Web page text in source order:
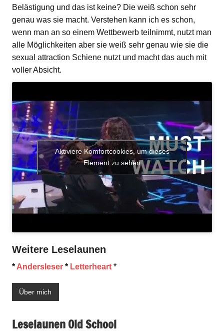
Belästigung und das ist keine? Die weiß schon sehr
genau was sie macht. Verstehen kann ich es schon,
wenn man an so einem Wettbewerb teilnimmt, nutzt man
alle Möglichkeiten aber sie weiß sehr genau wie sie die
sexual attraction Schiene nutzt und macht das auch mit
voller Absicht.
Aktiviere Komfortcookies, um dieses
Element zu sehen
Weitere Leselaunen
* Andersleser * Letterheart *
Über mich
Leselaunen Old School